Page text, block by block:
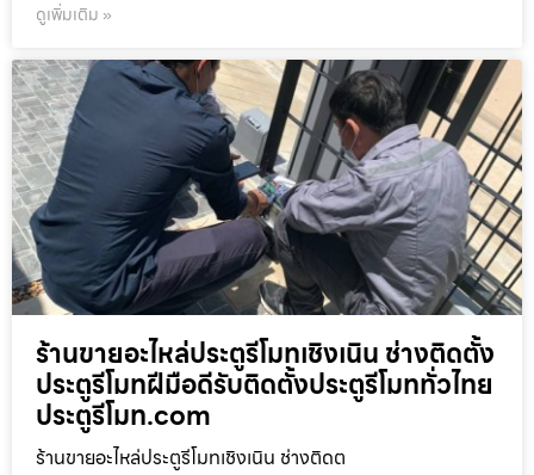
ดูเพิ่มเติม »
ร้านขายอะไหล่ประตูรีโมทเชิงเนิน ช่างติดตั้ง
ประตูรีโมทฝีมือดีรับติดตั้งประตูรีโมททั่วไทย
ประตูรีโมท.com
ร้านขายอะไหล่ประตูรีโมทเชิงเนิน ช่างติดต